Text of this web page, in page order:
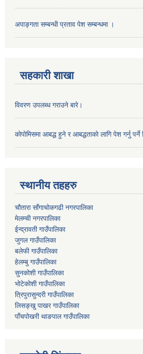
अपाङ्गता सम्बन्धी प्रताव पेश सम्बन्धमा ।
सहकारी शाखा
विवरण उपलब्ध गराउने बारे।
काेपाेमिसमा आबद्ध हुने र आबद्धताकाे लागि पेश गर्नु पर्ने
स्थानीय तहहरु
चौतारा साँगाचोकगढी नगरपालिका
मेलम्ची नगरपालिका
ईन्द्रावती गाउँपालिका
जुगल गाउँपालिका
बलेफी गाउँपालिका
हेलम्बु गाउँपालिका
सुनकोशी गाउँपालिका
भोटेकोशी गाउँपालिका
त्रिपुरासुन्दरी गाउँपालिका
लिसङ्खु पाखर गाउँपालिका
पाँचपोखरी थाङपाल गाउँपालिका